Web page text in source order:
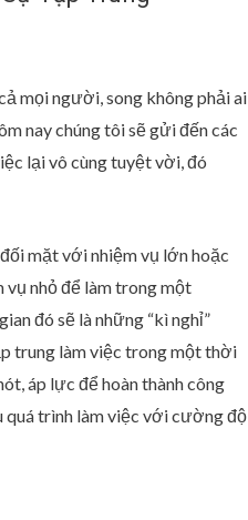
mọi người, song không phải ai
nay chúng tôi sẽ gửi đến các
lại vô cùng tuyệt vời, đó
mặt với nhiệm vụ lớn hoặc
vụ nhỏ để làm trong một
đó sẽ là những “kì nghỉ”
trung làm việc trong một thời
áp lực để hoàn thành công
trình làm việc với cường độ